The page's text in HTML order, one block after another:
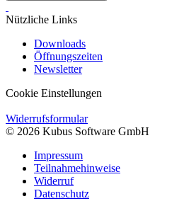
Nützliche Links
Downloads
Öffnungszeiten
Newsletter
Cookie Einstellungen
Widerrufsformular
© 2026 Kubus Software GmbH
Impressum
Teilnahmehinweise
Widerruf
Datenschutz